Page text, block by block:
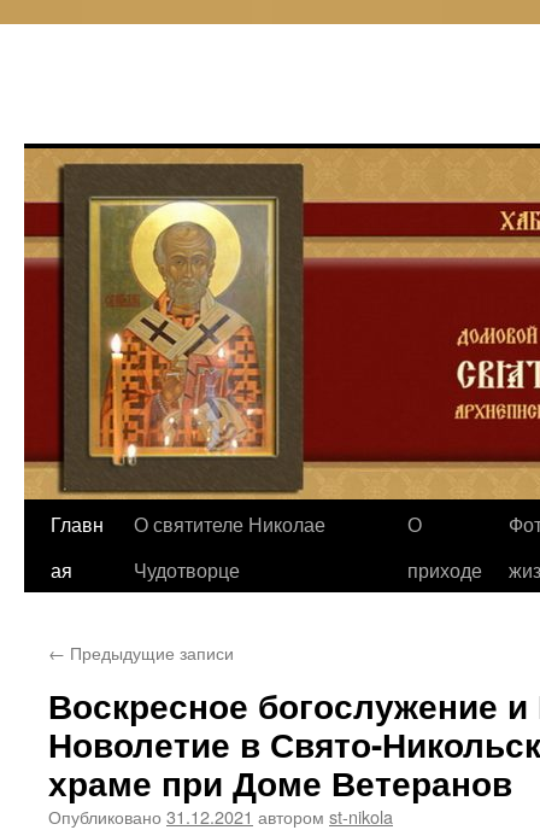
Перейти
Главн
ая
О святителе Николае
Чудотворце
О
приходе
← Предыдущие записи
Воскресное богослужение
Новолетие в Свято-
храме при Доме Ветеранов
Опубликовано 31.12.2021 автором st-nikola